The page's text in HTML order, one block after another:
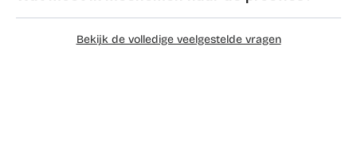
Bekijk de volledige veelgestelde vragen